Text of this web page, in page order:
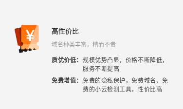
高性价比
域名种类丰富，精而不贵
质优价低： 规模优势凸显，价格不断降低，
服务不断提高
免费增值： 免费的隐私保护，免费域名、免
费的小云检测工具，性价比高